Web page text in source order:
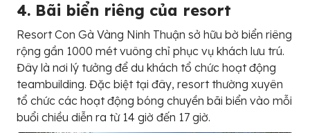
4. Bãi biển riêng của resort
Resort Con Gà Vàng Ninh Thuận sở hữu bờ biển riêng
rộng gần 1000 mét vuông chỉ phục vụ khách lưu trú.
Đây là nơi lý tưởng để du khách tổ chức hoạt động
teambuilding. Đặc biệt tại đây, resort thường xuyên
tổ chức các hoạt động bóng chuyền bãi biển vào mỗi
buổi chiều diễn ra từ 14 giờ đến 17 giờ.